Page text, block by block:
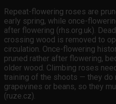
Repeat-flowering roses are
early spring, while once-
after flowering (rhs.org.uk).
crossing wood is removed to
circulation. Once-flowering
pruned rather after flowering,
older wood. Climbing roses
training of the shoots — they
grapevines or beans, so they
(ruze.cz).